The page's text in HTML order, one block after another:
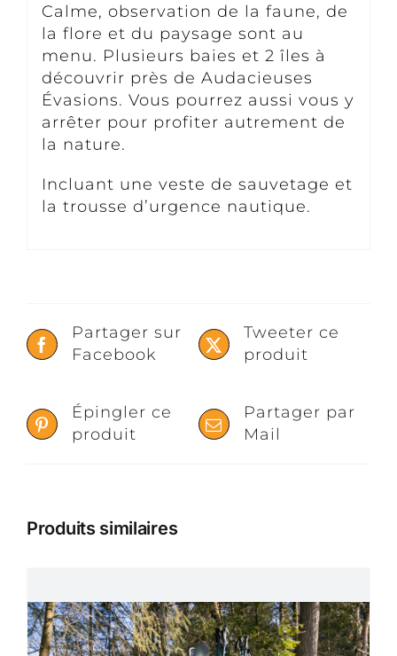
Calme, observation de la faune, de
la flore et du paysage sont au
menu. Plusieurs baies et 2 îles à
découvrir près de Audacieuses
Évasions. Vous pourrez aussi vous y
arrêter pour profiter autrement de
la nature.
Incluant une veste de sauvetage et
la trousse d’urgence nautique.
Partager sur
Facebook
Tweeter ce
produit
Épingler ce
produit
Partager par
Mail
Produits similaires